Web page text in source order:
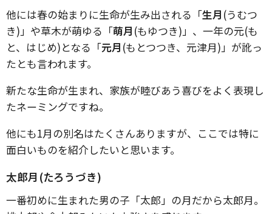
他には春の始まりに生命が生み出される「生月 (うむつ
き)」や草木が萌ゆる「萌月 (もゆつき)」、一年の元(も
と、はじめ)となる「元月 (もとつつき、元津月)」が訛っ
たとも言われます。
新たな生命が生まれ、家族が睦びあう喜びをよく表現し
たネーミングですね。
他にも1月の別名はたくさんありますが、ここでは特に
面白いものを紹介したいと思います。
太郎月(たろうづき)
一番初めに生まれた男の子「太郎」の月だから太郎月。